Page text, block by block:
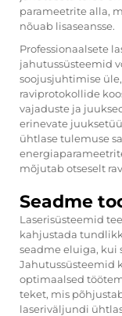
parameetrite alla,
nõuab lisaseansse.
Professionaalsete
jahutussüsteemid
soojusjuhtimise
raviprotokollide
vajaduste ja
erinevate
ühtlase tulemuse
mõjutab otseselt
Seadme
Laserisüsteemid
kahjustada
seadme eluiga, kui
Jahutussüsteemid
optimaalsed
teket, mis
laseriväljundi